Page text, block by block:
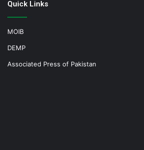
Quick Links
MOIB
DEMP
Associated Press of Pakistan